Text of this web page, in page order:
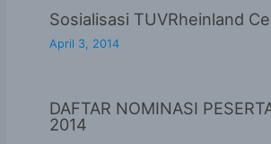
Sosialisasi TUVRheinland
April 3, 2014
DAFTAR NOMINASI
2014